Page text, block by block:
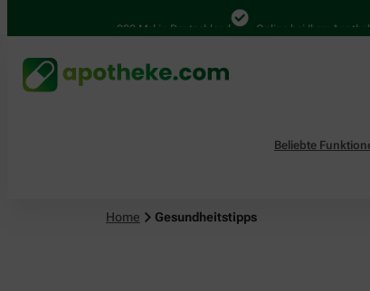
4.000 Mal in Deutschland Online bei Ihrer Apotheke
Beliebte
Home Gesundheitstipps